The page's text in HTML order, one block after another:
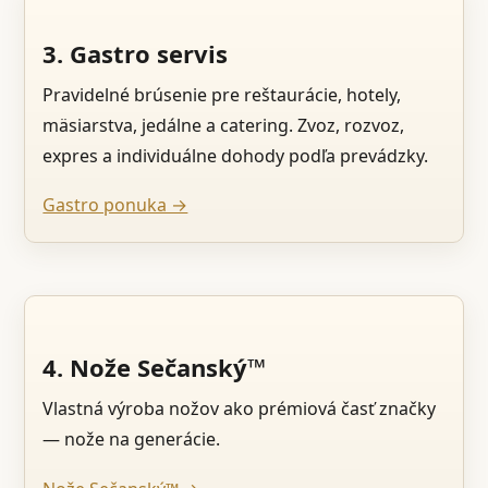
3. Gastro servis
Pravidelné brúsenie pre reštaurácie, hotely,
mäsiarstva, jedálne a catering. Zvoz, rozvoz,
expres a individuálne dohody podľa prevádzky.
Gastro ponuka →
4. Nože Sečanský™
Vlastná výroba nožov ako prémiová časť značky
— nože na generácie.